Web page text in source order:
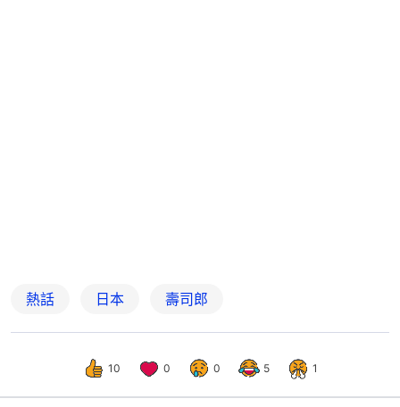
熱話 日本 壽司郎
10 0 0 5 1